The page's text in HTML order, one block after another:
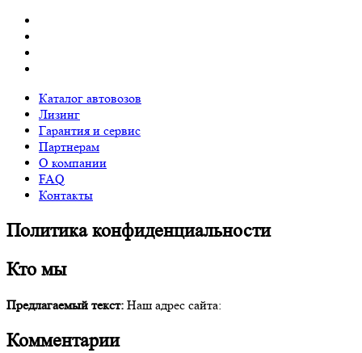
Каталог автовозов
Лизинг
Гарантия и сервис
Партнерам
О компании
FAQ
Контакты
Политика конфиденциальности
Кто мы
Предлагаемый текст: Наш адрес сайта:
Комментарии